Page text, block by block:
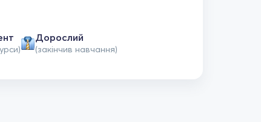
Дорослий
(закінчив навчання)